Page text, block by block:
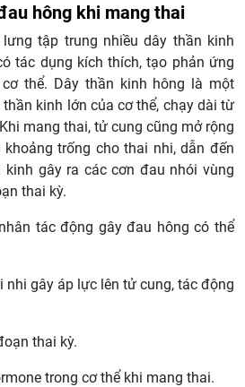
hông khi mang thai
tập trung nhiều dây thần kinh
tác dụng kích thích, tạo phản ứng
thể. Dây thần kinh hông là một
kinh lớn của cơ thể, chạy dài từ
mang thai, tử cung cũng mở rộng
trống cho thai nhi, dẫn đến
gây ra các cơn đau nhói vùng
thai kỳ.
tác động gây đau hông có thể
nhi gây áp lực lên tử cung, tác động
thai kỳ.
trong cơ thể khi mang thai.